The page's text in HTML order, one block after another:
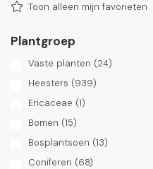
Toon alleen mijn favorieten
Plantgroep
Vaste planten (24)
Heesters (939)
Ericaceae (1)
Bomen (15)
Bosplantsoen (13)
Coniferen (68)